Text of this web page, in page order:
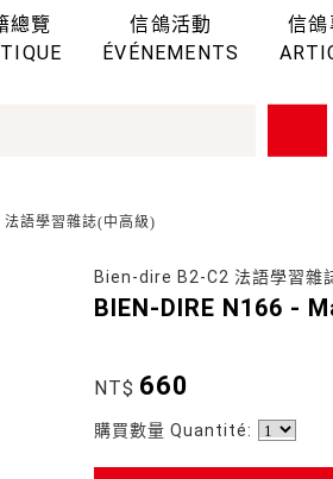
總覽
信鴿活動
ÉVÉNEMENTS
信鴿
語學習雜誌(中高級)
Bien-dire B2-C2 法語學習雜
BIEN-DIRE N166 -
NT$ 660
購買數量 Quantité: